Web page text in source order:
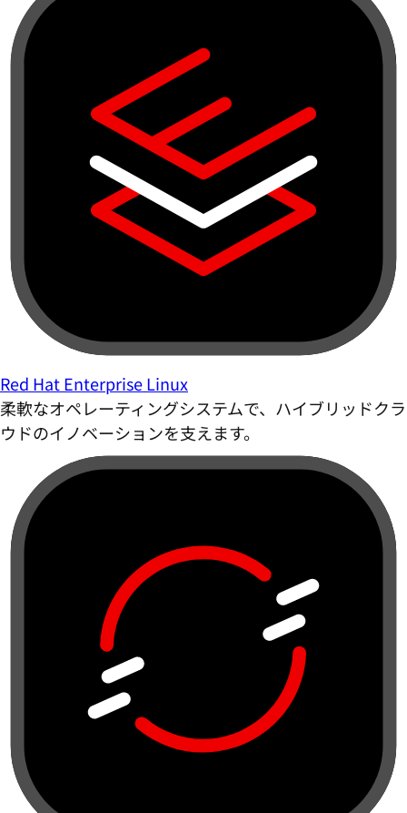
Red Hat Enterprise Linux
柔軟なオペレーティングシステムで、ハイブリッドクラ
ウドのイノベーションを支えます。